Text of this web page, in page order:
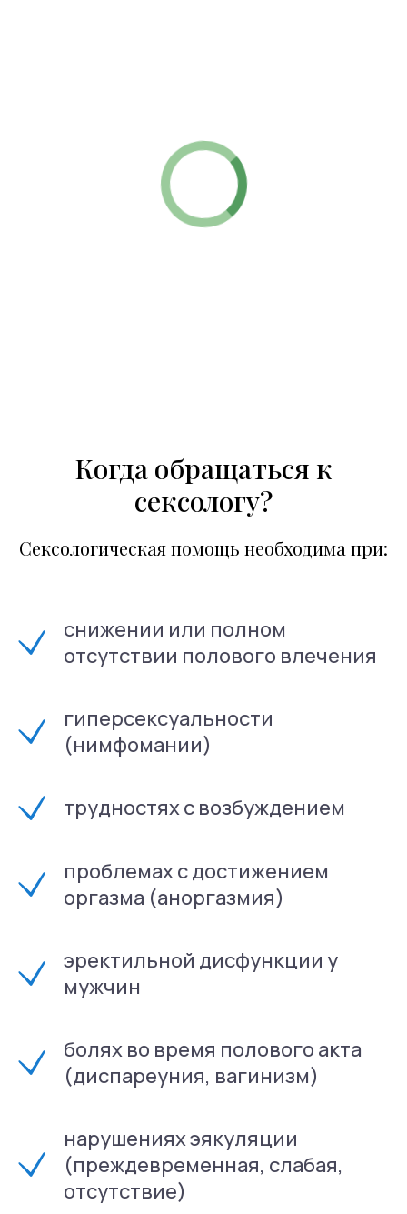
Специальность
Когда обращаться к
сексологу?
Сексологическая помощь необходима при:
снижении или полном
отсутствии полового влечения
гиперсексуальности
(нимфомании)
трудностях с возбуждением
проблемах с достижением
оргазма (аноргазмия)
эректильной дисфункции у
мужчин
болях во время полового акта
(диспареуния, вагинизм)
нарушениях эякуляции
(преждевременная, слабая,
отсутствие)